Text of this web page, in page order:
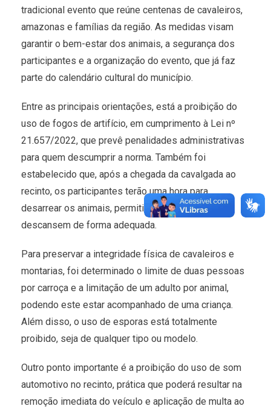
tradicional evento que reúne centenas de cavaleiros,
amazonas e famílias da região. As medidas visam
garantir o bem-estar dos animais, a segurança dos
participantes e a organização do evento, que já faz
parte do calendário cultural do município.
Entre as principais orientações, está a proibição do
uso de fogos de artifício, em cumprimento à Lei nº
21.657/2022, que prevê penalidades administrativas
para quem descumprir a norma. Também foi
estabelecido que, após a chegada da cavalgada ao
recinto, os participantes terão uma hora para
desarrear os animais, permitindo que eles
descansem de forma adequada.
Para preservar a integridade física de cavaleiros e
montarias, foi determinado o limite de duas pessoas
por carroça e a limitação de um adulto por animal,
podendo este estar acompanhado de uma criança.
Além disso, o uso de esporas está totalmente
proibido, seja de qualquer tipo ou modelo.
Outro ponto importante é a proibição do uso de som
automotivo no recinto, prática que poderá resultar na
remoção imediata do veículo e aplicação de multa ao